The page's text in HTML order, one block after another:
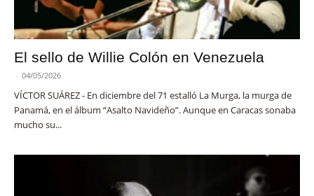
El sello de Willie Colón en Venezuela
- 04/05/2026
VÍCTOR SUÁREZ - En diciembre del 71 estalló La Murga, la murga de
Panamá, en el álbum “Asalto Navideño”. Aunque en Caracas sonaba
mucho su...